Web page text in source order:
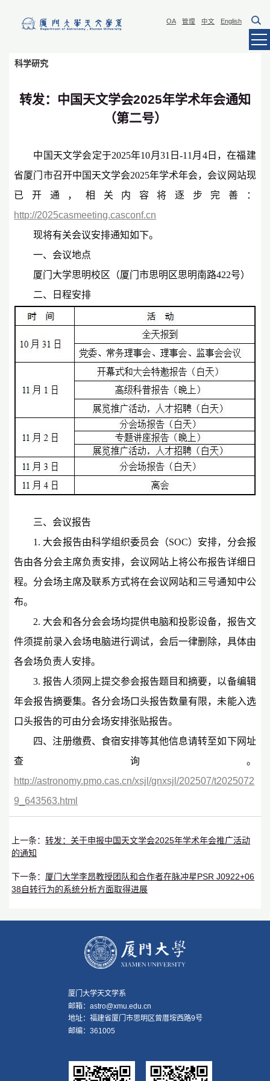
OA 管理 中文 English
科学研究
转发：中国天文学会2025年学术年会通知
（第二号）
中国天文学会定于2025年10月31日-11月4日，在福建
省厦门市召开中国天文学会2025年学术年会，会议网站现
已开通，相关内容将逐步完善：
http://2025casmeeting.casconf.cn
现将有关会议安排通知如下。
一、会议地点
厦门大学思明校区（厦门市思明区思明南路422号）
二、日程安排
三、会议报告
1. 大会报告由科学组织委员会（SOC）安排，分会报
告由各分会主席负责安排，会议网站上将公布报告详细日
程。分会场主席及联系方式将在会议网站和三号通知中公
布。
2. 大会和各分会会场均提供电脑和投影设备，报告文
件须提前录入会场电脑进行调试，会后一律删除，具体由
各会场负责人安排。
3. 报告人须网上提交参会报告题目和摘要，以备编辑
年会报告摘要集。各分会场口头报告数量有限，未能入选
口头报告的可由分会场安排张贴报告。
四、注册缴费、食宿安排等其他信息请转至如下网址
查询。
http://astronomy.pmo.cas.cn/xsjl/gnxsjl/202507/t2025072
9_643563.html
上一条：转发：关于申报中国天文学会2025年学术年会推广活动
的通知
下一条： 厦门大学李昂教授团队和合作者在脉冲星PSR J0922+06
38自转行为的系统分析方面取得进展
厦门大学天文学系
邮箱：astro@xmu.edu.cn
地址：福建省厦门市思明区曾厝垵西路9号
邮编：361005